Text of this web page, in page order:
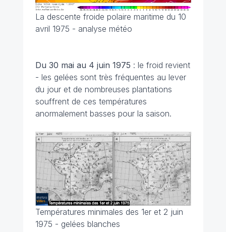
La descente froide polaire maritime du 10
avril 1975 - analyse météo
Du 30 mai au 4 juin 1975 : le froid revient
- les gelées sont très fréquentes au lever
du jour et de nombreuses plantations
souffrent de ces températures
anormalement basses pour la saison.
Températures minimales des 1er et 2 juin
1975 - gelées blanches